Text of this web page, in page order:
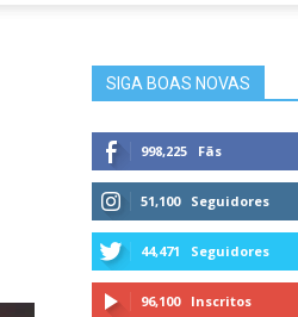
SIGA BOAS NOVAS
998,225 Fãs
51,100 Seguidores
44,471 Seguidores
96,100 Inscritos